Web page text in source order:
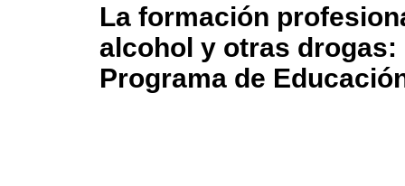
La formación
alcohol y otras
Programa de